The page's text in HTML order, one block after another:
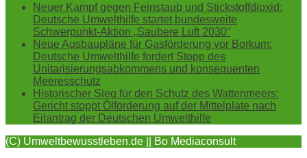
Neuer Kampf gegen Feinstaub und Stickstoffdioxid:
Deutsche Umwelthilfe startet bundesweite
Schwerpunkt-Aktion „Saubere Luft 2030“
Neue Ausbaupläne für Gasförderung vor Borkum:
Deutsche Umwelthilfe fordert Stopp des
Unitarisierungsabkommens und konsequenten
Meeresschutz
Historischer Sieg für den Schutz des Wattenmeers:
Gericht stoppt Ölförderung auf der Mittelplate nach
Eilantrag der Deutschen Umwelthilfe
(C) Umweltbewusstleben.de || Bo Mediaconsult